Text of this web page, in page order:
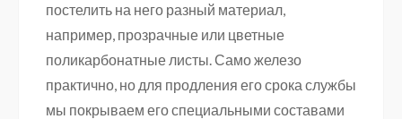
постелить на него разный материал,
например, прозрачные или цветные
поликарбонатные листы. Само железо
практично, но для продления его срока службы
мы покрываем его специальными составами